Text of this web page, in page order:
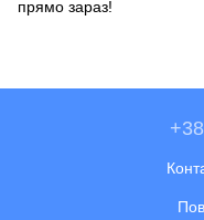
прямо зараз!